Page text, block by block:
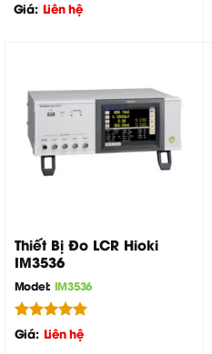
Được xếp
Giá: Liên hệ
Thiết Bị Đo LCR Hioki
IM3536
Model: IM3536
Được xếp
Giá: Liên hệ